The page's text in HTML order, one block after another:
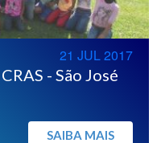
- São José
21 JUL 2017
SAIBA MAIS